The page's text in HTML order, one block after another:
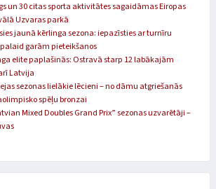
un 30 citas sporta aktivitātes sagaidāmas Eiropas
Uzvaras parkā
jaunā kērlinga sezona: iepazīsties ar turnīru
garām pieteikšanos
elite paplašinās: Ostravā starp 12 labākajām
Latvija
sezonas lielākie lēcieni – no dāmu atgriešanās
spēļu bronzai
Mixed Doubles Grand Prix” sezonas uzvarētāji –